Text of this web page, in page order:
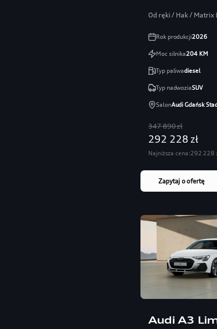
Od ręki / Hak / Matrix
Rok produkcji2026
Moc silnika204KM
Typ paliwadiesel
Typ nadwoziaSUV
SalonAudi Gdańsk
347 890 zł
292 228 zł
Najniższa cena:292 228
Zapytaj o ofertę
Audi A3